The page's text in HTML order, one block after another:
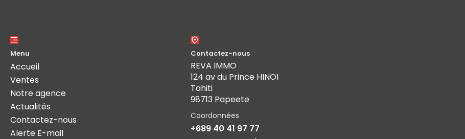
Menu
Accueil
Ventes
Notre agence
Actualités
Contactez-nous
Alerte E-mail
Contactez-nous
REVA IMMO
124 av du Prince HINOI
Tahiti
98713 Papeete
Coordonnées
+689 40 41 97 77